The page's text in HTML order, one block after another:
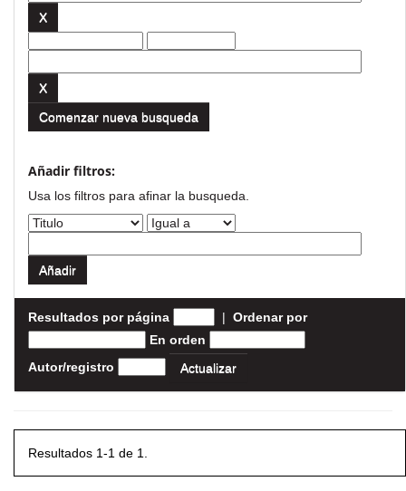
Comenzar nueva busqueda
Añadir filtros:
Usa los filtros para afinar la busqueda.
Resultados por página | Ordenar por
En orden
Autor/registro
Resultados 1-1 de 1.